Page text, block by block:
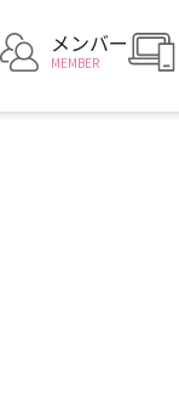
メンバー
MEMBER